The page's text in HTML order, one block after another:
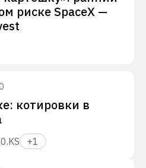
риске SpaceX —
котировки в
+1